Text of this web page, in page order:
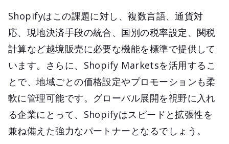
Shopifyはこの課題に対し、複数言語、通貨対
応、現地決済手段の統合、国別の税率設定、関税
計算など越境販売に必要な機能を標準で提供して
います。さらに、Shopify Marketsを活用するこ
とで、地域ごとの価格設定やプロモーションも柔
軟に管理可能です。グローバル展開を視野に入れ
る企業にとって、Shopifyはスピードと拡張性を
兼ね備えた強力なパートナーとなるでしょう。